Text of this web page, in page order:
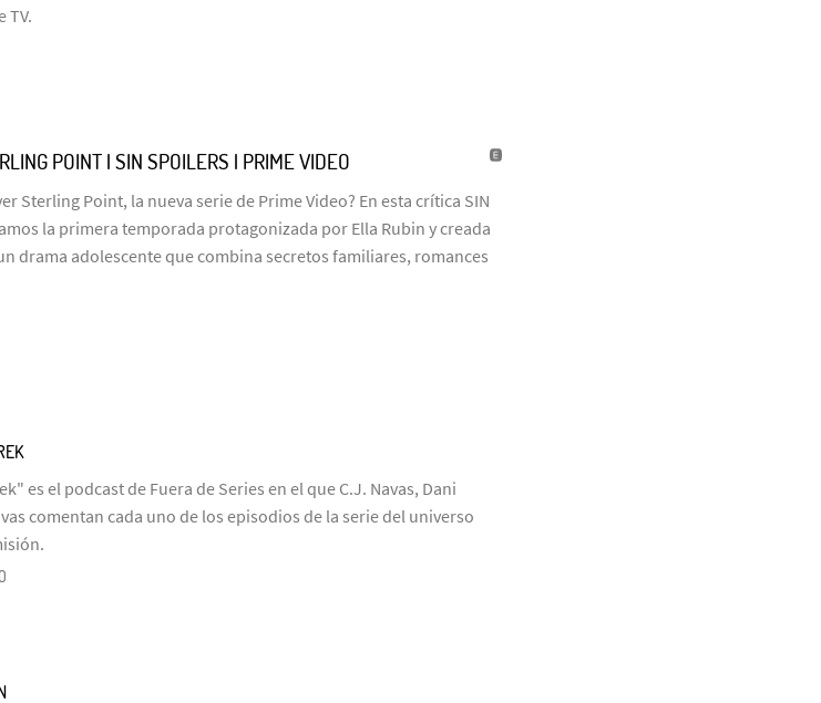
TV.
POINT | SIN SPOILERS | PRIME VIDEO
Sterling Point, la nueva serie de Prime Video? En esta crítica SIN
la primera temporada protagonizada por Ella Rubin y creada
drama adolescente que combina secretos familiares, romances
es el podcast de Fuera de Series en el que C.J. Navas, Dani
comentan cada uno de los episodios de la serie del universo